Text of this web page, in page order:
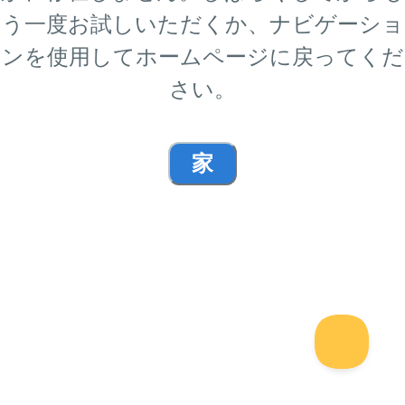
う一度お試しいただくか、ナビゲーショ
ンを使用してホームページに戻ってくだ
さい。
家